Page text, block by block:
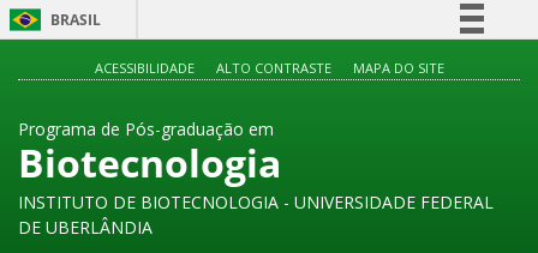
BRASIL
Legislação
ACESSIBILIDADE ALTO CONTRASTE MAPA DO SITE
Programa de Pós-graduação em
Biotecnologia
INSTITUTO DE BIOTECNOLOGIA - UNIVERSIDADE FEDERAL
DE UBERLÂNDIA